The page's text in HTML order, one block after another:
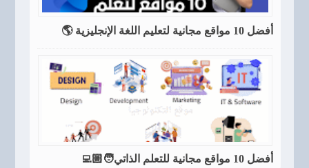
أفضل 10 مواقع مجانية لتعليم اللغة الإنجليزية 🌎
أفضل 10 مواقع مجانية للتعلم الذاتي🧑🏼‍💻